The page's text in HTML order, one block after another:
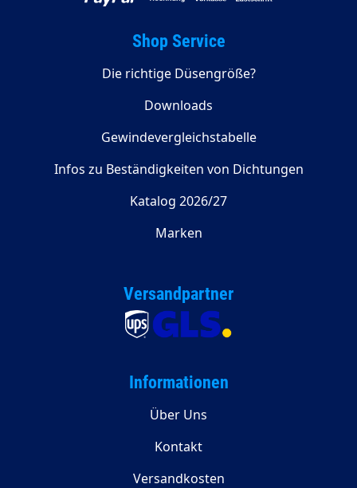
Shop Service
Die richtige Düsengröße?
Downloads
Gewindevergleichstabelle
Infos zu Beständigkeiten von Dichtungen
Katalog 2026/27
Marken
Versandpartner
Informationen
Über Uns
Kontakt
Versandkosten